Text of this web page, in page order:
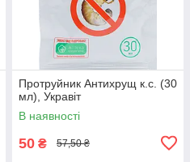
Протруйник Антихрущ к.с. (30
мл), Укравіт
В наявності
50 ₴ 57,50 ₴